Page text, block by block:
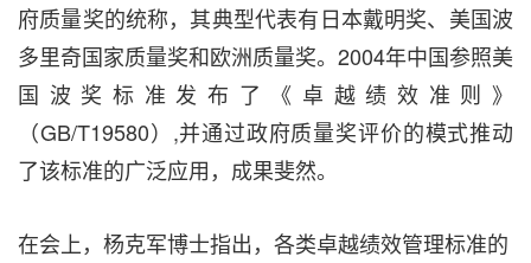
府质量奖的统称，其典型代表有日本戴明奖、美国波
多里奇国家质量奖和欧洲质量奖。2004年中国参照美
国波奖标准发布了《卓越绩效准则》
（GB/T19580）,并通过政府质量奖评价的模式推动
了该标准的广泛应用，成果斐然。
在会上，杨克军博士指出，各类卓越绩效管理标准的